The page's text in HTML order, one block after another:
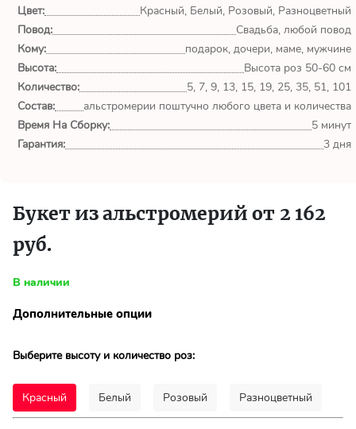
ОТЗЫВЫ О МАГАЗИНЕ
Мария
Сахалинская
обл.
Спасибо сервису Flor-
свежие. Спасибо.
Виктор
Тымовское,
Цвет:
Красный, Белый, Розовый, Разноцветный
Повод:
Свадьба, любой повод
Кому:
подарок, дочери, маме, мужчине
Высота:
Высота роз 50-60 см
Количество:
5, 7, 9, 13, 15, 19, 25, 35, 51, 101
Состав:
альстромерии поштучно любого цвета и количества
Время На Сборку:
5 минут
Гарантия:
3 дня
Букет из альстромерий от 2 162
руб.
В наличии
Дополнительные опции
Выберите высоту и количество роз:
Красный Белый Розовый Разноцветный